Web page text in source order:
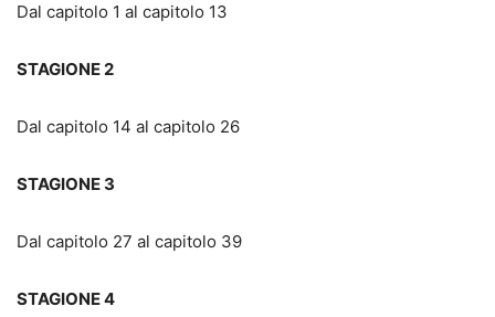
Dal capitolo 1 al capitolo 13
STAGIONE 2
Dal capitolo 14 al capitolo 26
STAGIONE 3
Dal capitolo 27 al capitolo 39
STAGIONE 4